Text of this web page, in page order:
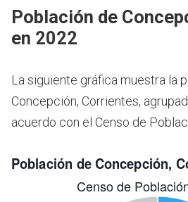
Población de
en 2022
La siguiente gráfica muestra la
Concepción, Corrientes,
acuerdo con el Censo de